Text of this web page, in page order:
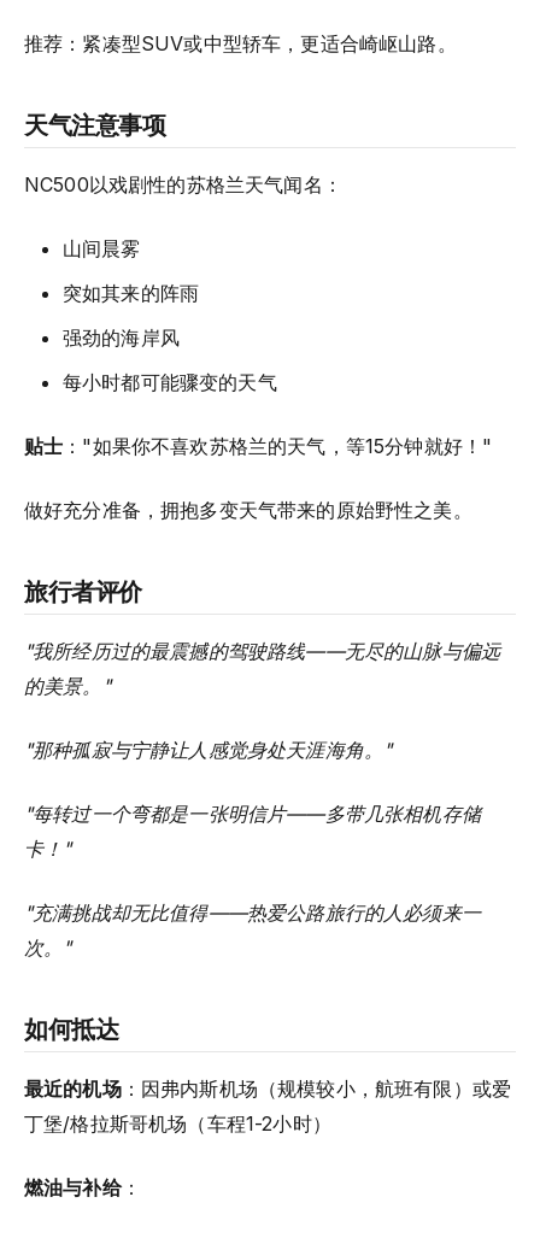
推荐：紧凑型SUV或中型轿车，更适合崎岖山路。
天气注意事项
NC500以戏剧性的苏格兰天气闻名：
山间晨雾
突如其来的阵雨
强劲的海岸风
每小时都可能骤变的天气
贴士 ："如果你不喜欢苏格兰的天气，等15分钟就好！"
做好充分准备，拥抱多变天气带来的原始野性之美。
旅行者评价
"我所经历过的最震撼的驾驶路线——无尽的山脉与偏远
的美景。"
"那种孤寂与宁静让人感觉身处天涯海角。"
"每转过一个弯都是一张明信片——多带几张相机存储
卡！"
"充满挑战却无比值得——热爱公路旅行的人必须来一
次。"
如何抵达
最近的机场：因弗内斯机场（规模较小，航班有限）或爱
丁堡/格拉斯哥机场（车程1-2小时）
燃油与补给：